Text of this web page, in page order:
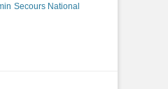
Secours National